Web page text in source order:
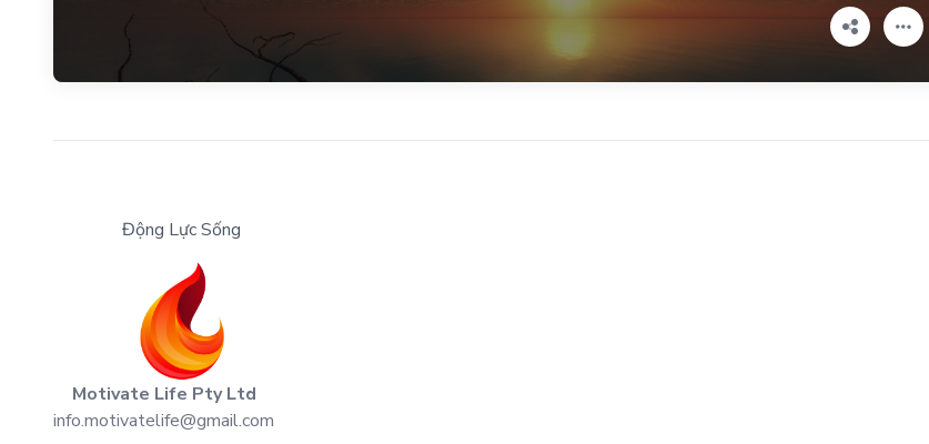
Động Lực Sống
Motivate Life Pty Ltd
info.motivatelife@gmail.com